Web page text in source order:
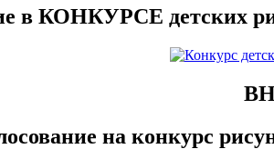
в КОНКУРСЕ
на конкурс